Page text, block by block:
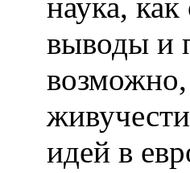
наука,
выводы и
возможно,
идей в